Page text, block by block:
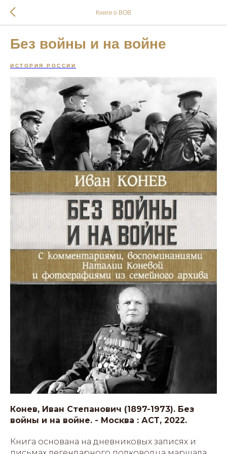
Книги о ВОВ
Без войны и на войне
ИСТОРИЯ РОССИИ
Конев, Иван Степанович (1897-1973). Без
войны и на войне. - Москва : АСТ, 2022.
Книга основана на дневниковых записях и